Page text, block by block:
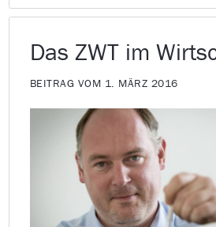
Das ZWT im
BEITRAG VOM 1. MÄRZ 2016